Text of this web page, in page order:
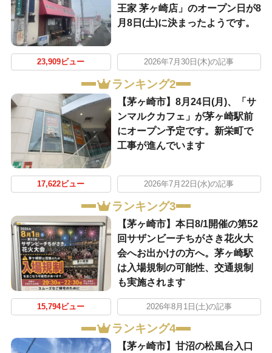
王家 茅ヶ崎店」のオープン日が8
月8日(土)に決まったようです。
23,909ビュー 2026年7月30日(木)の記事
ランキング2
【茅ヶ崎市】8月24日(月)、「サ
ンマルクカフェ」が茅ヶ崎駅前
にオープン予定です。新栄町で
工事が進んでいます
17,622ビュー 2026年7月22日(水)の記事
ランキング3
【茅ヶ崎市】本日8/1開催の第52
回サザンビーチちがさき花火大
会へお出かけの方へ。茅ヶ崎駅
は入場規制の可能性、交通規制
も実施されます
15,794ビュー 2026年8月1日(土)の記事
ランキング4
【茅ヶ崎市】甘沼の松風台入口